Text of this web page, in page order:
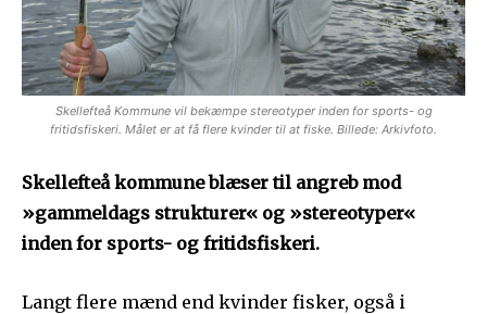
Skellefteå Kommune vil bekæmpe stereotyper inden for sports- og
fritidsfiskeri. Målet er at få flere kvinder til at fiske. Billede: Arkivfoto.
Skellefteå kommune blæser til angreb mod
»gammeldags strukturer« og »stereotyper«
inden for sports- og fritidsfiskeri.
Langt flere mænd end kvinder fisker, også i